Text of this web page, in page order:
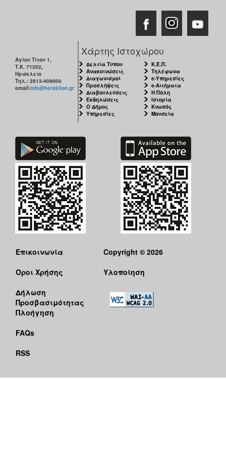
Αγίου Τίτου 1,
Τ.Κ. 71202,
Ηράκλειο
Τηλ.: 2813-409000
email:info@heraklion.gr
Χάρτης Ιστοχώρου
Δελτία Τύπου
Ανακοινώσεις
Διαγωνισμοί
Προσλήψεις
Διαβουλεύσεις
Εκδηλώσεις
Ο Δήμος
Υπηρεσίες
Κ.Ε.Π.
Τηλέφωνα
e-Υπηρεσίες
e-Αιτήματα
Η Πόλη
Ιστορία
Κνωσός
Μουσεία
Επικοινωνία
Όροι Χρήσης
Δήλωση
Προσβασιμότητας
Πλοήγηση
FAQs
RSS
Copyright © 2026
Υλοποίηση